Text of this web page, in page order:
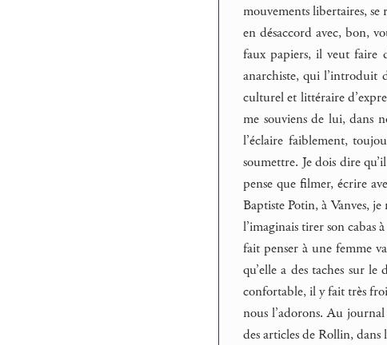
mouvements libertaires,
en désaccord avec, bon,
faux papiers, il veut faire
anarchiste, qui l’introduit
culturel et littéraire
me souviens de lui, dans
l’éclaire faiblement,
soumettre. Je dois dire
pense que filmer, écrire
Baptiste Potin, à Vanves,
l’imaginais tirer son cabas
fait penser à une femme
qu’elle a des taches sur
confortable, il y fait très
nous l’adorons. Au
des articles de Rollin, dans